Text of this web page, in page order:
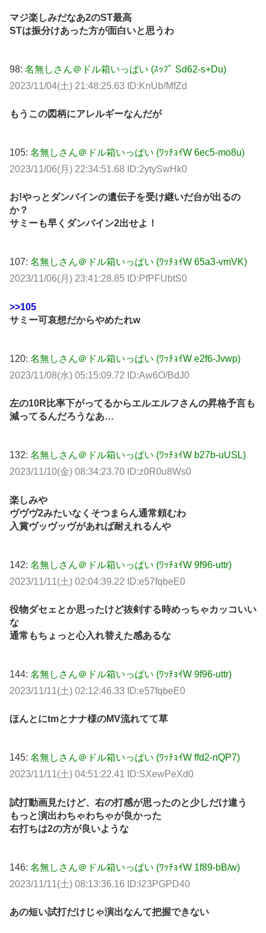
マジ楽しみだなあ2のST最高
STは振分けあった方が面白いと思うわ
98: 名無しさん＠ドル箱いっぱい (ｽｯﾌﾟ Sd62-s+Du)
2023/11/04(土) 21:48:25.63 ID:KnUb/MfZd
もうこの図柄にアレルギーなんだが
105: 名無しさん＠ドル箱いっぱい (ﾜｯﾁｮｲW 6ec5-mo8u)
2023/11/06(月) 22:34:51.68 ID:2ytySwHk0
お!やっとダンバインの遺伝子を受け継いだ台が出るの
か？
サミーも早くダンバイン2出せよ！
107: 名無しさん＠ドル箱いっぱい (ﾜｯﾁｮｲW 65a3-vmVK)
2023/11/06(月) 23:41:28.85 ID:PfPFUbtS0
>>105
サミー可哀想だからやめたれw
120: 名無しさん＠ドル箱いっぱい (ﾜｯﾁｮｲW e2f6-Jvwp)
2023/11/08(水) 05:15:09.72 ID:Aw6O/BdJ0
左の10R比率下がってるからエルエルフさんの昇格予言も
減ってるんだろうなあ…
132: 名無しさん＠ドル箱いっぱい (ﾜｯﾁｮｲW b27b-uUSL)
2023/11/10(金) 08:34:23.70 ID:z0R0u8Ws0
楽しみや
ヴヴヴ2みたいなくそつまらん通常頼むわ
入賞ヴッヴッヴがあれば耐えれるんや
142: 名無しさん＠ドル箱いっぱい (ﾜｯﾁｮｲW 9f96-uttr)
2023/11/11(土) 02:04:39.22 ID:e57fqbeE0
役物ダセェとか思ったけど抜剣する時めっちゃカッコいい
な
通常もちょっと心入れ替えた感あるな
144: 名無しさん＠ドル箱いっぱい (ﾜｯﾁｮｲW 9f96-uttr)
2023/11/11(土) 02:12:46.33 ID:e57fqbeE0
ほんとにtmとナナ様のMV流れてて草
145: 名無しさん＠ドル箱いっぱい (ﾜｯﾁｮｲW ffd2-nQP7)
2023/11/11(土) 04:51:22.41 ID:SXewPeXd0
試打動画見たけど、右の打感が思ったのと少しだけ違う
もっと演出わちゃわちゃが良かった
右打ちは2の方が良いような
146: 名無しさん＠ドル箱いっぱい (ﾜｯﾁｮｲW 1f89-bB/w)
2023/11/11(土) 08:13:36.16 ID:l23PGPD40
あの短い試打だけじゃ演出なんて把握できない